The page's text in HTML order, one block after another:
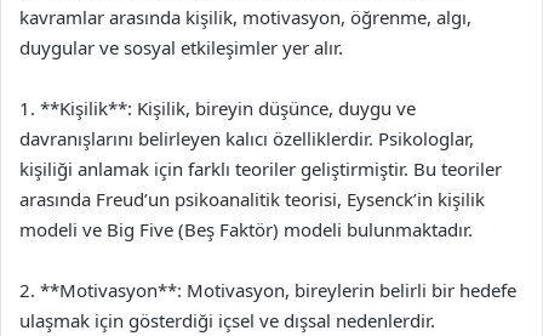
kavramlar arasında kişilik, motivasyon, öğrenme, algı,
duygular ve sosyal etkileşimler yer alır.
1. **Kişilik**: Kişilik, bireyin düşünce, duygu ve
davranışlarını belirleyen kalıcı özelliklerdir. Psikologlar,
kişiliği anlamak için farklı teoriler geliştirmiştir. Bu teoriler
arasında Freud’un psikoanalitik teorisi, Eysenck’in kişilik
modeli ve Big Five (Beş Faktör) modeli bulunmaktadır.
2. **Motivasyon**: Motivasyon, bireylerin belirli bir hedefe
ulaşmak için gösterdiği içsel ve dışsal nedenlerdir.